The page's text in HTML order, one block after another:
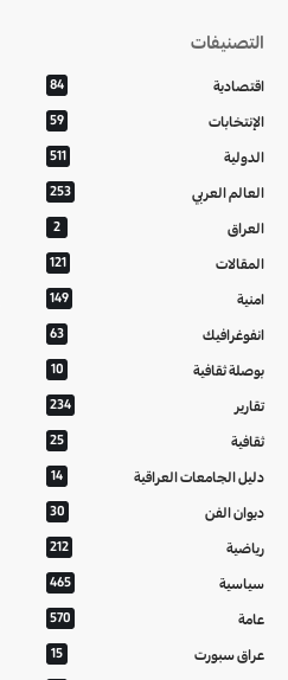
التصنيفات
اقتصادية 84
الإنتخابات 59
الدولية 511
العالم العربي 253
العراق 2
المقالات 121
امنية 149
انفوغرافيك 63
بوصلة ثقافية 10
تقارير 234
ثقافية 25
دليل الجامعات العراقية 14
ديوان الفن 30
رياضية 212
سياسية 465
عامة 570
عراق سبورت 15